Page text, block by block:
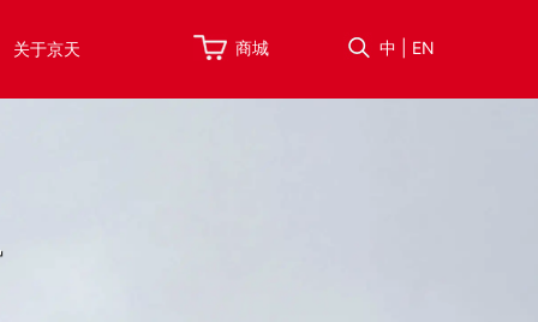
关于京天 商城 中 EN